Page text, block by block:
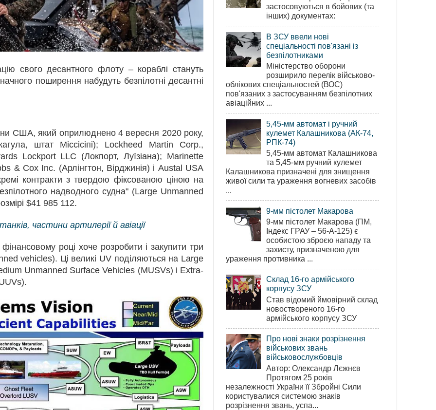
свого десантного флоту – кораблі стануть
поширення набудуть безпілотні десантні
США, який оприлюднено 4 вересня 2020 року,
штат Міссісіпі); Lockheed Martin Corp.,
Lockport LLC (Локпорт, Луїзіана); Marinette
& Cox Inc. (Арлінгтон, Вірджинія) і Austal USA
контракти з твердою фіксованою ціною на
надводного судна" (Large Unmanned
$41 985 112.
частини артилерії й авіації
році хоче розробити і закупити три
vehicles). Ці великі UV поділяються на Large
Unmanned Surface Vehicles (MUSVs) і Extra-
застосовуються в бойових (та
інших) документах:
В ЗСУ ввели нові
спеціальності пов'язані із
безпілотниками
Міністерство оборони
розширило перелік військово-
облікових спеціальностей (ВОС)
пов'язаних з застосуванням безпілотних
авіаційних ...
5,45-мм автомат і ручний
кулемет Калашникова (АК-74,
РПК-74)
5,45-мм автомат Калашникова
та 5,45-мм ручний кулемет
Калашникова призначені для знищення
живої сили та ураження вогневих засобів
...
9-мм пістолет Макарова
9-мм пістолет Макарова (ПМ,
Індекс ГРАУ – 56-А-125) є
особистою зброєю нападу та
захисту, призначеною для
ураження противника ...
Склад 16-го армійського
корпусу ЗСУ
Став відомий ймовірний склад
новоствореного 16-го
армійського корпусу ЗСУ
Про нові знаки розрізнення
військових звань
військовослужбовців
Автор: Олександр Лєжнєв
Протягом 25 років
незалежності України її Збройні Сили
користувалися системою знаків
розрізнення звань, успа...